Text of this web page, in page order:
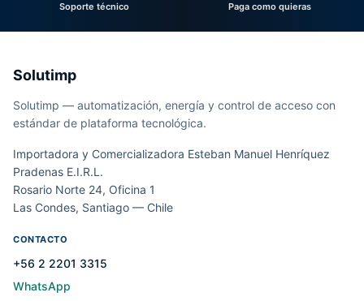
Soporte técnico Paga como quieras
Solutimp
Solutimp — automatización, energía y control de acceso con
estándar de plataforma tecnológica.
Importadora y Comercializadora Esteban Manuel Henríquez
Pradenas E.I.R.L.
Rosario Norte 24, Oficina 1
Las Condes, Santiago — Chile
CONTACTO
+56 2 2201 3315
WhatsApp